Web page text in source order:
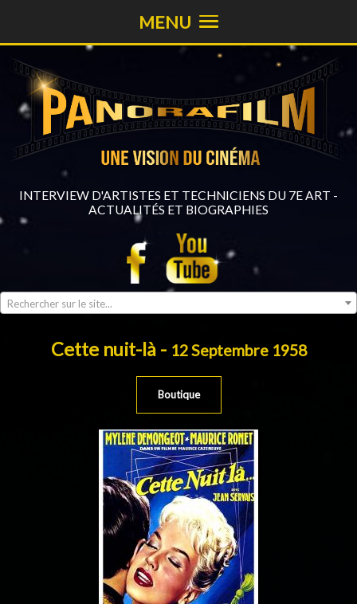
INTERVIEW D'ARTISTES ET TECHNICIENS DU 7E ART -
ACTUALITÉS ET BIOGRAPHIES
Rechercher sur le site...
MENU
Cette nuit-là - 12 Septembre 1958
Boutique